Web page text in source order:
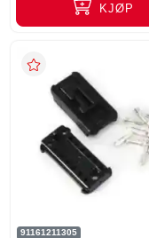
KJØP
91161211305